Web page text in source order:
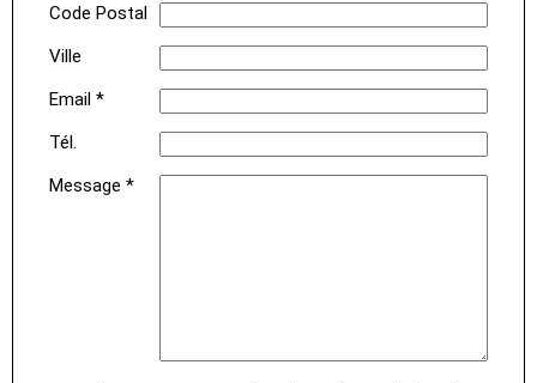
Code Postal
Ville
Email *
Tél.
Message *